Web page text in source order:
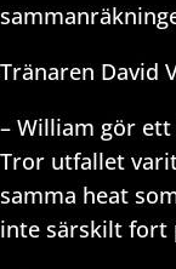
Tränaren David
– William gör
Tror utfallet
samma heat
inte särskilt fort